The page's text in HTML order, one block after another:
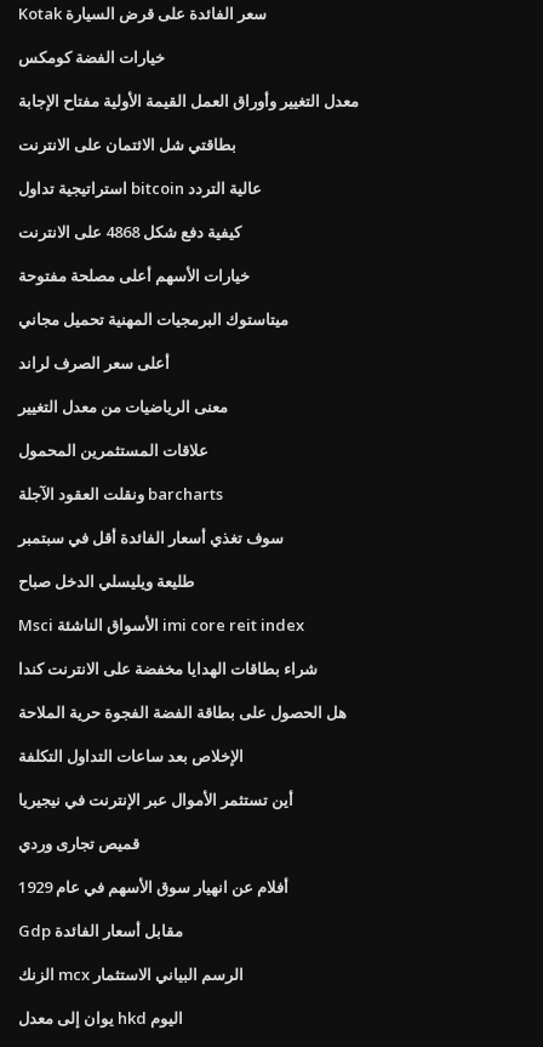
Kotak سعر الفائدة على قرض السيارة
خيارات الفضة كومكس
معدل التغيير وأوراق العمل القيمة الأولية مفتاح الإجابة
بطاقتي شل الائتمان على الانترنت
استراتيجية تداول bitcoin عالية التردد
كيفية دفع شكل 4868 على الانترنت
خيارات الأسهم أعلى مصلحة مفتوحة
ميتاستوك البرمجيات المهنية تحميل مجاني
أعلى سعر الصرف لراند
معنى الرياضيات من معدل التغيير
علاقات المستثمرين المحمول
ونقلت العقود الآجلة barcharts
سوف تغذي أسعار الفائدة أقل في سبتمبر
طليعة ويليسلي الدخل صباح
Msci الأسواق الناشئة imi core reit index
شراء بطاقات الهدايا مخفضة على الانترنت كندا
هل الحصول على بطاقة الفضة الفجوة حرية الملاحة
الإخلاص بعد ساعات التداول التكلفة
أين تستثمر الأموال عبر الإنترنت في نيجيريا
قميص تجارى وردي
أفلام عن انهيار سوق الأسهم في عام 1929
Gdp مقابل أسعار الفائدة
الزنك mcx الرسم البياني الاستثمار
يوان إلى معدل hkd اليوم